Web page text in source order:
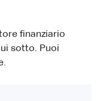
finanziario
sotto. Puoi